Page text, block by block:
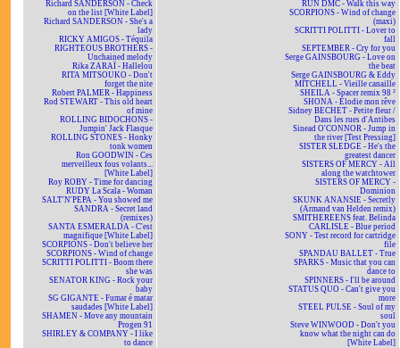
Richard SANDERSON - Check
on the list [White Label]
Richard SANDERSON - She's a
lady
RICKY AMIGOS - Téquila
RIGHTEOUS BROTHERS -
Unchained melody
Rika ZARAÏ - Hallelou
RITA MITSOUKO - Don't
forget the nite
Robert PALMER - Happiness
Rod STEWART - This old heart
of mine
ROLLING BIDOCHONS -
Jumpin' Jack Flasque
ROLLING STONES - Honky
tonk women
Ron GOODWIN - Ces
merveilleux fous volants...
[White Label]
Roy ROBY - Time for dancing
RUDY La Scala - Woman
SALT'N'PEPA - You showed me
SANDRA - Secret land
(remixes)
SANTA ESMERALDA - C'est
magnifique [White Label]
SCORPIONS - Don't believe her
SCORPIONS - Wind of change
SCRITTI POLITTI - Boom there
she was
SENATOR KING - Rock your
baby
SG GIGANTE - Fumar é matar
saudades [White Label]
SHAMEN - Move any mountain
Progen 91
SHIRLEY & COMPANY - I like
to dance
RUN DMC - Walk this way
SCORPIONS - Wind of change
(maxi)
SCRITTI POLITTI - Lover to
fall
SEPTEMBER - Cry for you
Serge GAINSBOURG - Love on
the beat
Serge GAINSBOURG & Eddy
MITCHELL - Vieille canaille
SHEILA - Spacer remix 98 ²
SHONA - Elodie mon rêve
Sidney BECHET - Petite fleur /
Dans les rues d'Antibes
Sinead O'CONNOR - Jump in
the river [Test Pressing]
SISTER SLEDGE - He's the
greatest dancer
SISTERS OF MERCY - All
along the watchtower
SISTERS OF MERCY -
Dominion
SKUNK ANANSIE - Secretly
(Armand van Helden remix)
SMITHEREENS feat. Belinda
CARLISLE - Blue period
SONY - Test record for cartridge
file
SPANDAU BALLET - True
SPARKS - Music that you can
dance to
SPINNERS - I'll be around
STATUS QUO - Can't give you
more
STEEL PULSE - Soul of my
soul
Steve WINWOOD - Don't you
know what the night can do
[White Label]